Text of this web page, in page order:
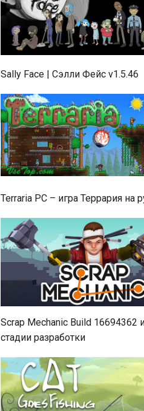
Sally Face | Сэлли Фейс v1.5.46
Terraria PC – игра Террария на
Scrap Mechanic Build 16694362
стадии разработки